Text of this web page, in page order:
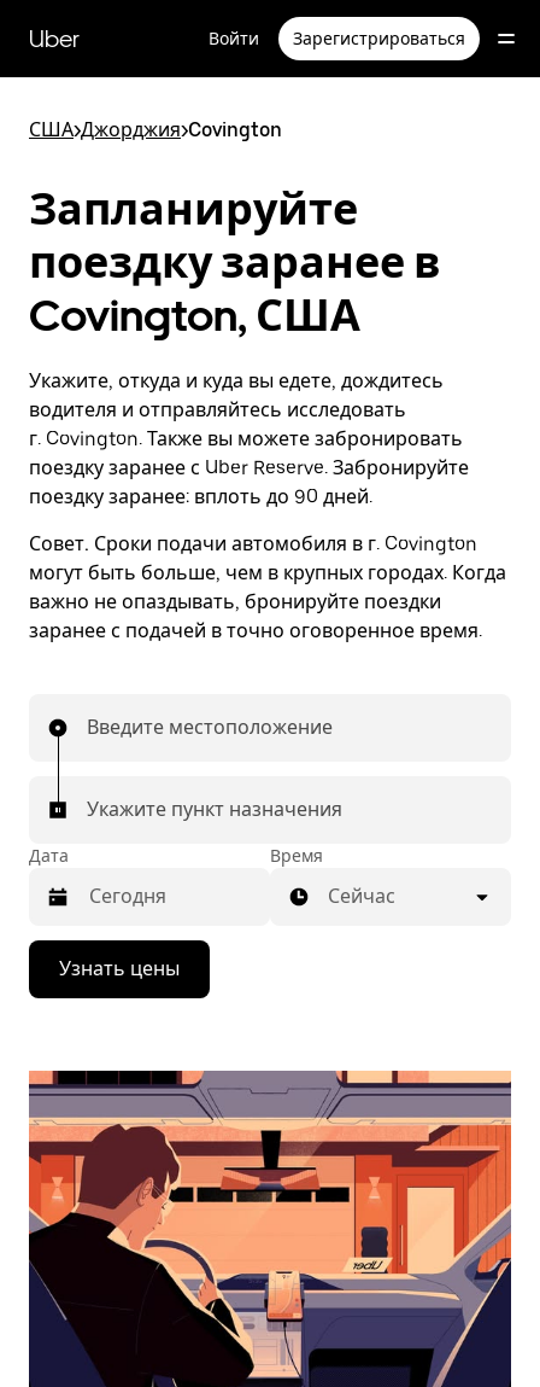
перейти
к
Uber Войти Зарегистрироваться
США>Джорджия>Covington
Запланируйте
поездку заранее в
Covington, США
Укажите, откуда и куда вы едете, дождитесь
водителя и отправляйтесь исследовать
г. Covington. Также вы можете забронировать
поездку заранее с Uber Reserve. Забронируйте
поездку заранее: вплоть до 90 дней.
Совет. Сроки подачи автомобиля в г. Covington
могут быть больше, чем в крупных городах. Когда
важно не опаздывать, бронируйте поездки
заранее с подачей в точно оговоренное время.
Введите местоположение
Укажите пункт назначения
Дата
Нажмите
стрелку
вниз,
календарю
выбрать
дату.
Чтобы
закрыть
календарь,
нажмите
Esc.
Время
Сейчас
Узнать цены